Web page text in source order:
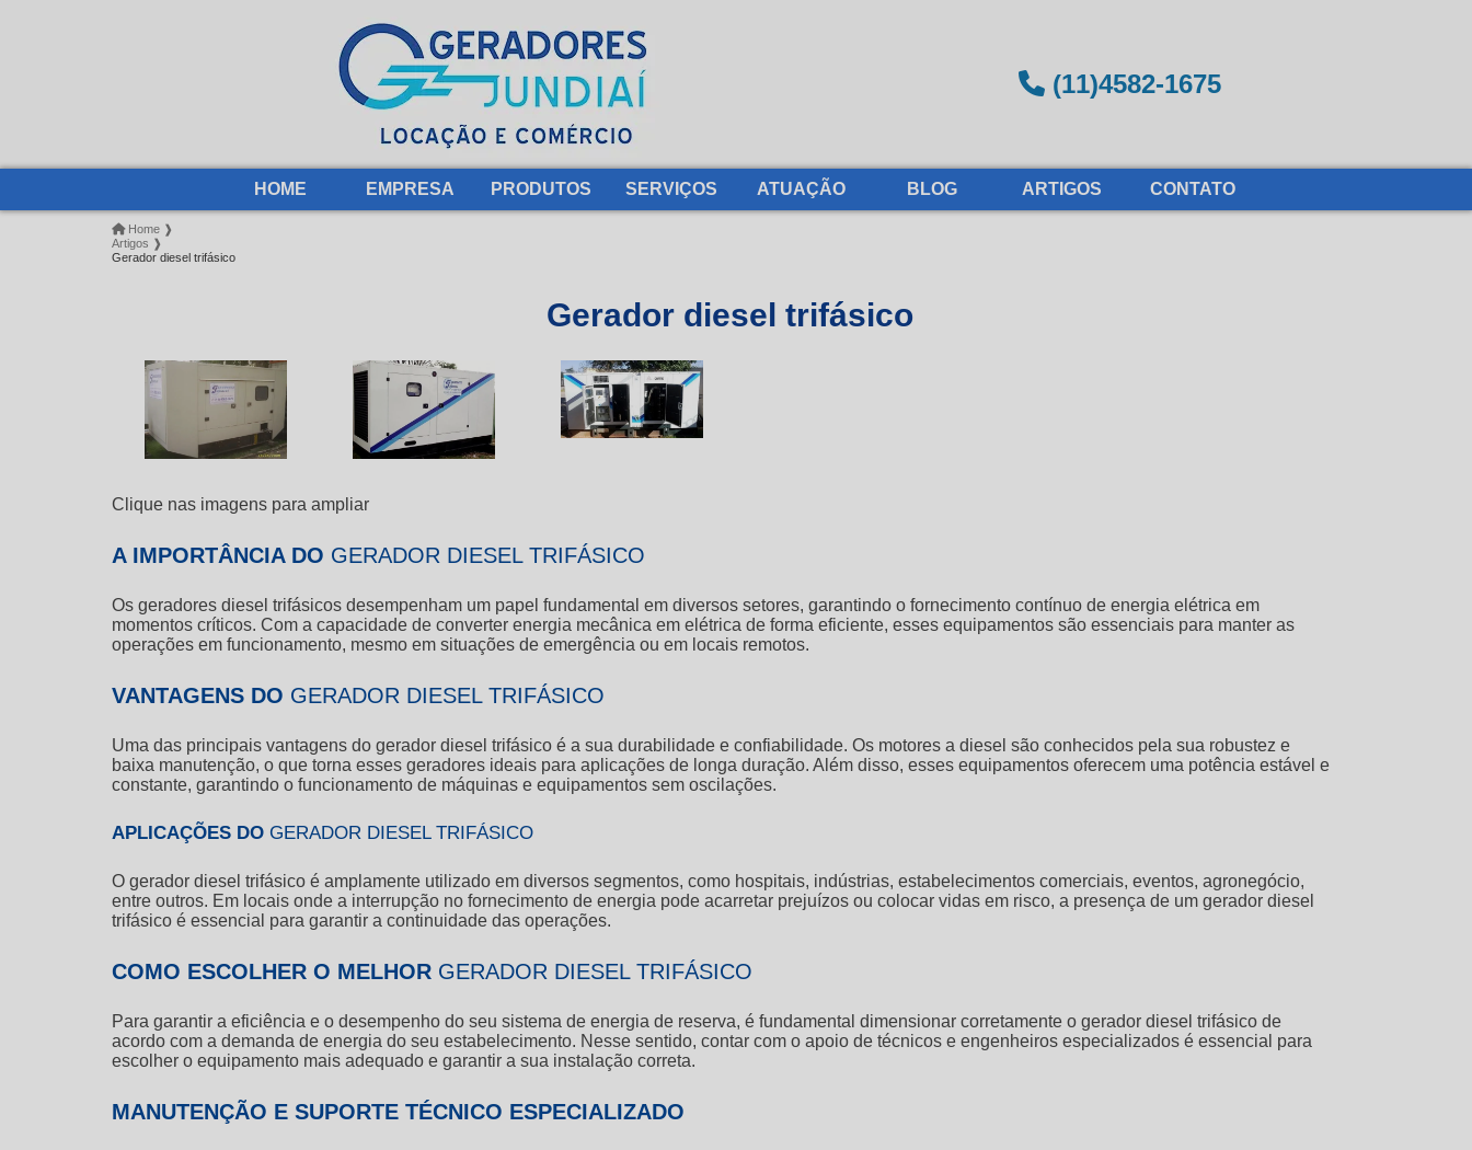
(11)4582-1675
HOME EMPRESA PRODUTOS SERVIÇOS ATUAÇÃO BLOG ARTIGOS CONTATO
Home ❱
Artigos ❱
Gerador diesel trifásico
Gerador diesel trifásico
Clique nas imagens para ampliar
A IMPORTÂNCIA DO GERADOR DIESEL TRIFÁSICO
Os geradores diesel trifásicos desempenham um papel fundamental em diversos setores, garantindo o fornecimento contínuo de energia elétrica em
momentos críticos. Com a capacidade de converter energia mecânica em elétrica de forma eficiente, esses equipamentos são essenciais para manter as
operações em funcionamento, mesmo em situações de emergência ou em locais remotos.
VANTAGENS DO GERADOR DIESEL TRIFÁSICO
Uma das principais vantagens do gerador diesel trifásico é a sua durabilidade e confiabilidade. Os motores a diesel são conhecidos pela sua robustez e
baixa manutenção, o que torna esses geradores ideais para aplicações de longa duração. Além disso, esses equipamentos oferecem uma potência estável e
constante, garantindo o funcionamento de máquinas e equipamentos sem oscilações.
APLICAÇÕES DO GERADOR DIESEL TRIFÁSICO
O gerador diesel trifásico é amplamente utilizado em diversos segmentos, como hospitais, indústrias, estabelecimentos comerciais, eventos, agronegócio,
entre outros. Em locais onde a interrupção no fornecimento de energia pode acarretar prejuízos ou colocar vidas em risco, a presença de um gerador diesel
trifásico é essencial para garantir a continuidade das operações.
COMO ESCOLHER O MELHOR GERADOR DIESEL TRIFÁSICO
Para garantir a eficiência e o desempenho do seu sistema de energia de reserva, é fundamental dimensionar corretamente o gerador diesel trifásico de
acordo com a demanda de energia do seu estabelecimento. Nesse sentido, contar com o apoio de técnicos e engenheiros especializados é essencial para
escolher o equipamento mais adequado e garantir a sua instalação correta.
MANUTENÇÃO E SUPORTE TÉCNICO ESPECIALIZADO